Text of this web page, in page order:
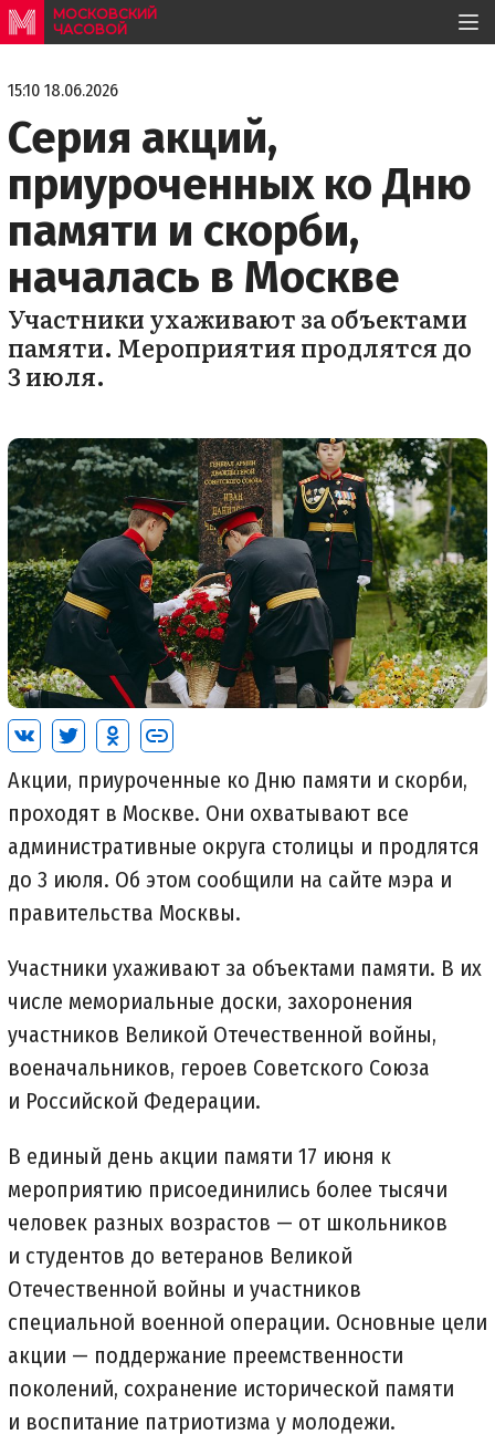
МОСКОВСКИЙ
ЧАСОВОЙ
15:10 18.06.2026
Серия акций,
приуроченных ко Дню
памяти и скорби,
началась в Москве
Участники ухаживают за объектами
памяти. Мероприятия продлятся до
3 июля.
Акции, приуроченные ко Дню памяти и скорби,
проходят в Москве. Они охватывают все
административные округа столицы и продлятся
до 3 июля. Об этом сообщили на сайте мэра и
правительства Москвы.
Участники ухаживают за объектами памяти. В их
числе мемориальные доски, захоронения
участников Великой Отечественной войны,
военачальников, героев Советского Союза
и Российской Федерации.
В единый день акции памяти 17 июня к
мероприятию присоединились более тысячи
человек разных возрастов — от школьников
и студентов до ветеранов Великой
Отечественной войны и участников
специальной военной операции. Основные цели
акции — поддержание преемственности
поколений, сохранение исторической памяти
и воспитание патриотизма у молодежи.